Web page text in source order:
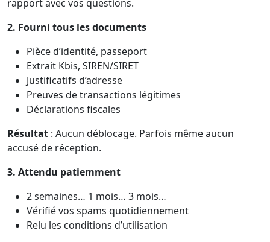
rapport avec vos questions.
2. Fourni tous les documents
Pièce d’identité, passeport
Extrait Kbis, SIREN/SIRET
Justificatifs d’adresse
Preuves de transactions légitimes
Déclarations fiscales
Résultat : Aucun déblocage. Parfois même aucun
accusé de réception.
3. Attendu patiemment
2 semaines… 1 mois… 3 mois…
Vérifié vos spams quotidiennement
Relu les conditions d’utilisation